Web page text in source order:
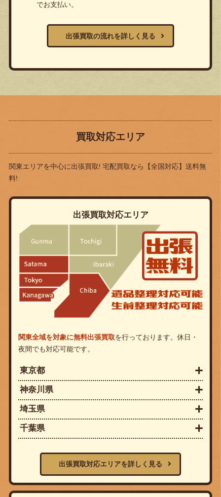
でお支払い。
出張買取の流れを詳しく見る
買取対応エリア
関東エリアを中心に出張買取! 宅配買取なら
【全国対応】送料無
料!
出張買取対応エリア
関東全域を対象に無料出張買取を行っております。休日・
夜間でも対応可能です。
東京都
神奈川県
埼玉県
千葉県
出張買取対応エリアを詳しく見る